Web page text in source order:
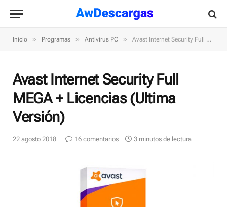
Inicio » Programas » Antivirus PC » Avast Internet Security Full MEGA + Licencias (Ultima Versión)
Avast Internet Security Full
MEGA + Licencias (Ultima
Versión)
22 agosto 2018 16 comentarios 3 minutos de lectura